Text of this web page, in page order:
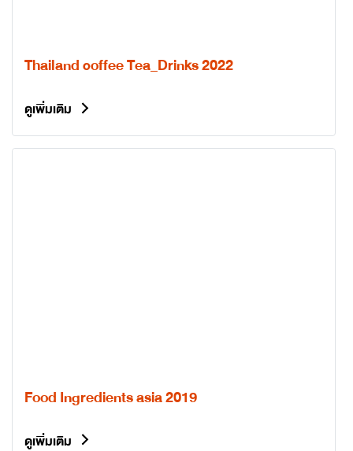
Thailand coffee Tea_Drinks 2022
ดูเพิ่มเติม
Food Ingredients asia 2019
ดูเพิ่มเติม